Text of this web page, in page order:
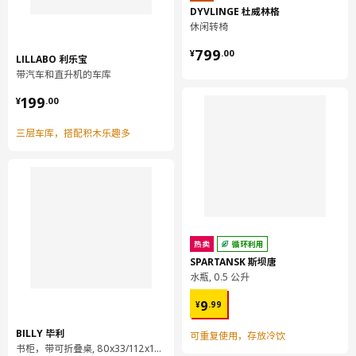
LILLABO 利乐宝
带汽车和直升机的车库
¥199.00
¥ 199.00
三层车库，搭配积木乐趣多
BILLY 毕利
书柜，带可折叠桌, 80x33/112x106 厘米
DYVLINGE 杜威林格
休闲转椅
¥799.00
¥ 799.00
热卖 循环利用
SPARTANSK 斯坝唐
水瓶, 0.5 公升
¥9.99
¥ 9.99
可重复使用，存放冷饮